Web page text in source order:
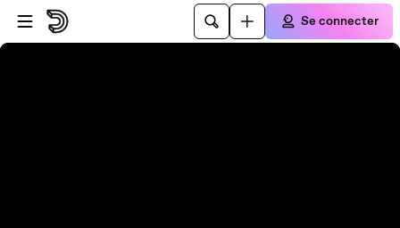
Passer au player
Passer au contenu principal
Se connecter